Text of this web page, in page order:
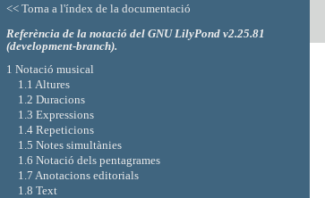
<< Torna a l'índex de la documentació
Referència de la notació del GNU LilyPond v2.25.81
(development-branch).
1 Notació musical
1.1 Altures
1.2 Duracions
1.3 Expressions
1.4 Repeticions
1.5 Notes simultànies
1.6 Notació dels pentagrames
1.7 Anotacions editorials
1.8 Text